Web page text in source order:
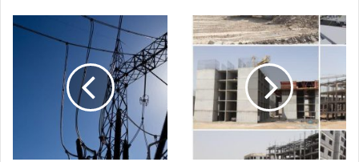
ل
خ
د
ر
ا
و
ا